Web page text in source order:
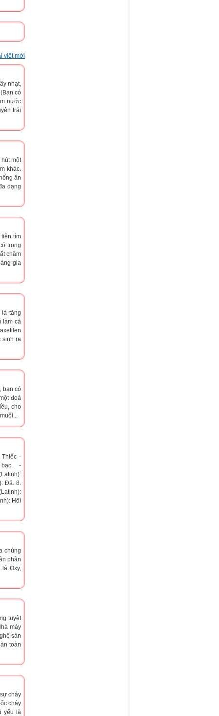
viết mới
nhạt,
có
nước
trái
một
khác.
ăn
dạng
tìm
trong
chăm
gia
tăng
làm cá
sinh ra
bạn có
đoá
cho
Thiếc -
bạc. -
Đá. 8.
Hôi
chúng
phân
Oxy,
tuyệt
máy
sản
toàn
cháy
cháy
yếu là